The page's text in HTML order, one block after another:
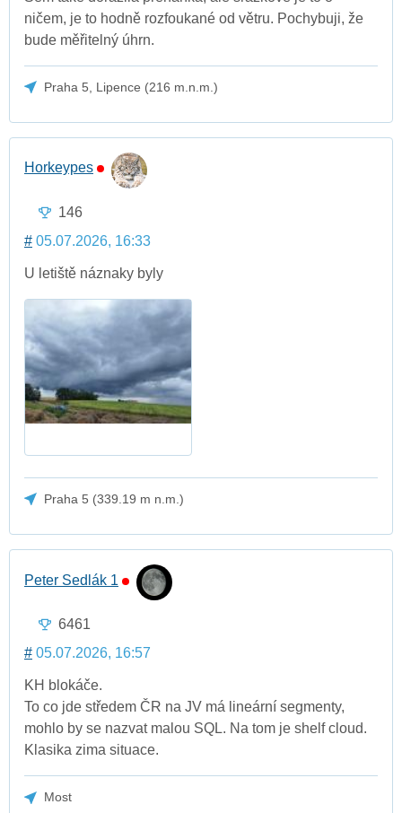
ničem, je to hodně rozfoukané od větru. Pochybuji, že
bude měřitelný úhrn.
Praha 5, Lipence (216 m.n.m.)
Horkeypes
146
# 05.07.2026, 16:33
U letiště náznaky byly
Praha 5 (339.19 m n.m.)
Peter Sedlák 1
6461
# 05.07.2026, 16:57
KH blokáče.
To co jde středem ČR na JV má lineární segmenty,
mohlo by se nazvat malou SQL. Na tom je shelf cloud.
Klasika zima situace.
Most